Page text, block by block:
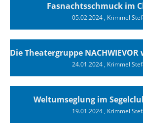
Fasnachtsschmuck im
05.02.2024, Krimmel
24.01.2024, Krimmel
Weltumseglung im
19.01.2024, Krimmel